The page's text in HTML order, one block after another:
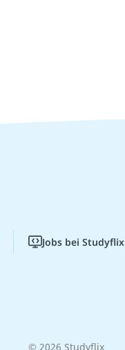
Jobs bei Studyflix
© 2026 Studyflix